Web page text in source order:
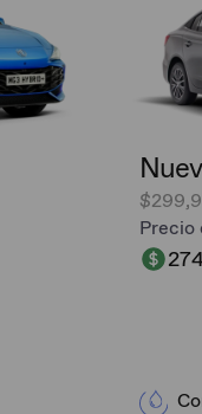
Precio